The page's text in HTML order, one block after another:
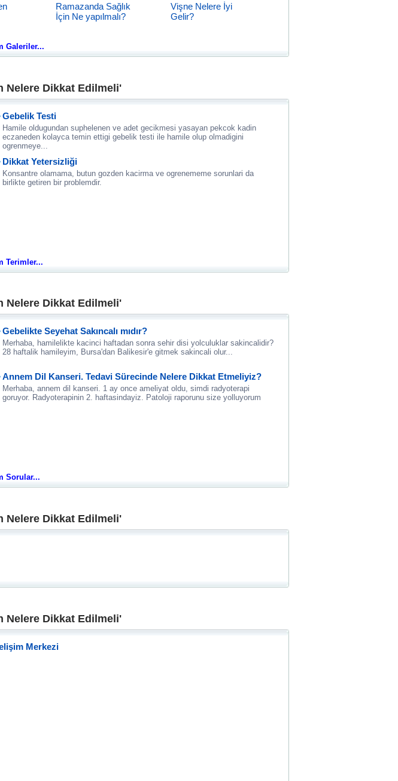
Ramazanda Sağlık
İçin Ne yapılmalı?
Vişne Nelere İyi
Gelir?
Galeriler...
Nelere Dikkat Edilmeli'
Gebelik Testi
Hamile oldugundan suphelenen ve adet gecikmesi yasayan pekcok kadin
eczaneden kolayca temin ettigi gebelik testi ile hamile olup olmadigini
ogrenmeye...
Dikkat Yetersizliği
Konsantre olamama, butun gozden kacirma ve ogrenememe sorunlari da
birlikte getiren bir problemdir.
Terimler...
Nelere Dikkat Edilmeli'
Gebelikte Seyehat Sakıncalı mıdır?
Merhaba, hamilelikte kacinci haftadan sonra sehir disi yolculuklar sakincalidir?
28 haftalik hamileyim, Bursa'dan Balikesir'e gitmek sakincali olur...
Annem Dil Kanseri. Tedavi Sürecinde Nelere Dikkat Etmeliyiz?
Merhaba, annem dil kanseri. 1 ay once ameliyat oldu, simdi radyoterapi
goruyor. Radyoterapinin 2. haftasindayiz. Patoloji raporunu size yolluyorum
Sorular...
Nelere Dikkat Edilmeli'
Nelere Dikkat Edilmeli'
Merkezi